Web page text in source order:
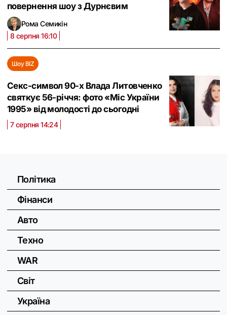
повернення шоу з Дурнєвим
Рома Семикін
8 серпня 16:10
Шоу BIZ
Секс-символ 90-х Влада Литовченко
святкує 56-річчя: фото «Міс України
1995» від молодості до сьогодні
7 серпня 14:24
Політика
Фінанси
Авто
Техно
WAR
Світ
Україна